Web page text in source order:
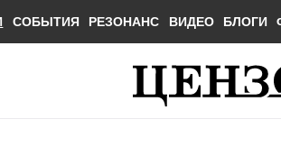
СОБЫТИЯ РЕЗОНАНС ВИДЕО БЛОГИ